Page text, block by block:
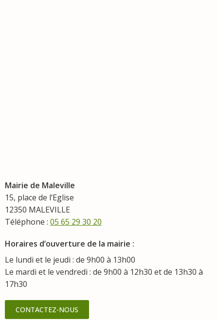
Mairie de Maleville
15, place de l’Eglise
12350 MALEVILLE
Téléphone : 05 65 29 30 20
Horaires d’ouverture de la mairie :
Le lundi et le jeudi : de 9h00 à 13h00
Le mardi et le vendredi : de 9h00 à 12h30 et de 13h30 à
17h30
CONTACTEZ-NOUS